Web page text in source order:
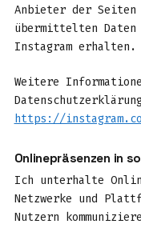
Anbieter der
übermittelten Daten
Instagram erhalten.
Weitere
https://
Onlinepräsenzen in
Ich unterhalte
Netzwerke und
Nutzern